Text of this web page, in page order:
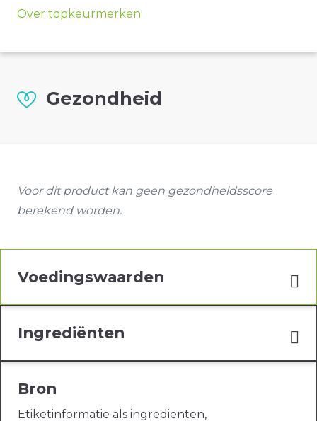
Over topkeurmerken
Gezondheid
Voor dit product kan geen gezondheidsscore
berekend worden.
Voedingswaarden
Ingrediënten
Bron
Etiketinformatie als ingrediënten,